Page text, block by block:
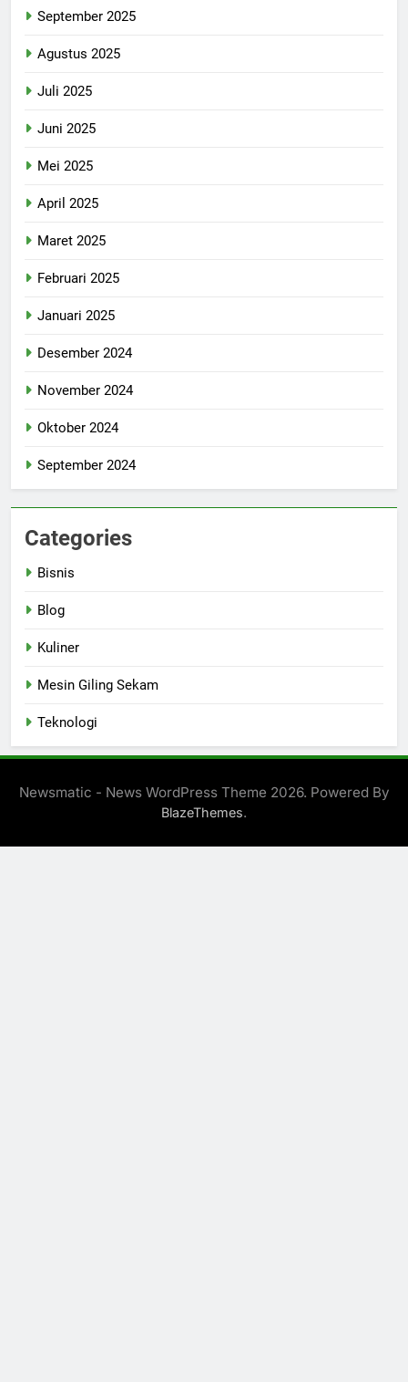
September 2025
Agustus 2025
Juli 2025
Juni 2025
Mei 2025
April 2025
Maret 2025
Februari 2025
Januari 2025
Desember 2024
November 2024
Oktober 2024
September 2024
Categories
Bisnis
Blog
Kuliner
Mesin Giling Sekam
Teknologi
Newsmatic - News WordPress Theme 2026. Powered By
BlazeThemes.